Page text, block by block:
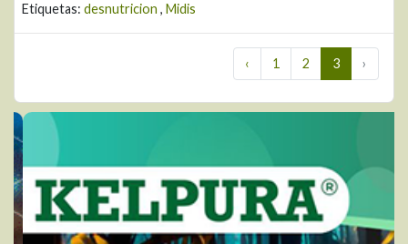
Etiquetas: desnutricion , Midis
‹ 1 2 3 ›